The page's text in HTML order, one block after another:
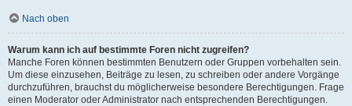
Nach oben
Warum kann ich auf bestimmte Foren nicht zugreifen?
Manche Foren können bestimmten Benutzern oder Gruppen vorbehalten sein.
Um diese einzusehen, Beiträge zu lesen, zu schreiben oder andere Vorgänge
durchzuführen, brauchst du möglicherweise besondere Berechtigungen. Frage
einen Moderator oder Administrator nach entsprechenden Berechtigungen.